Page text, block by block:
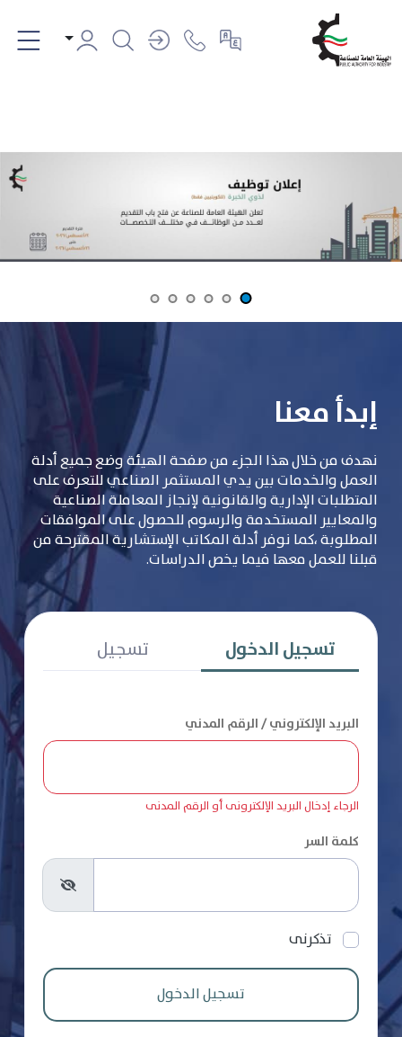
إبدأ معنا
نهدف من خلال هذا الجزء من صفحة الهيئة وضع جميع أدلة
العمل والخدمات بين يدي المستثمر الصناعي للتعرف على
المتطلبات الإدارية والقانونية لإنجاز المعاملة الصناعية
والمعايير المستخدمة والرسوم للحصول على الموافقات
المطلوبة ،كما نوفر أدلة المكاتب الإستشارية المقترحة من
قبلنا للعمل معها فيما يخص الدراسات.
تسجيل الدخول تسجيل
البريد الإلكتروني / الرقم المدني
الرجاء إدخال البريد الإلكترونى أو الرقم المدنى
كلمة السر
تذكرنى